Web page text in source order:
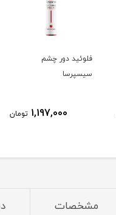
فلوئید دور چشم
سیسپرسا
1,197,000 تومان
مشخصات